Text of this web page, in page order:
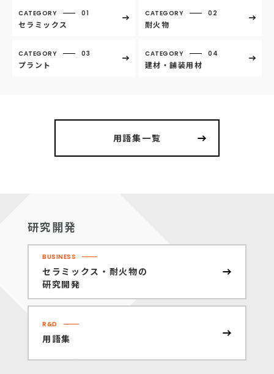
CATEGORY 01
セラミックス
CATEGORY 02
耐火物
CATEGORY 03
プラント
CATEGORY 04
建材・舗装用材
用語集一覧
研究開発
BUSINESS
セラミックス・耐火物の
研究開発
R&D
用語集